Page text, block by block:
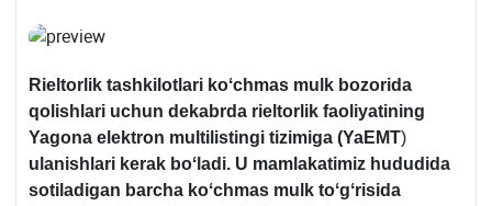
Rieltorlik tashkilotlari koʻchmas mulk bozorida
qolishlari uchun dekabrda rieltorlik faoliyatining
Yagona elektron multilistingi tizimiga (YaEMT)
ulanishlari kerak boʻladi. U mamlakatimiz hududida
sotiladigan barcha koʻchmas mulk toʻgʻrisida